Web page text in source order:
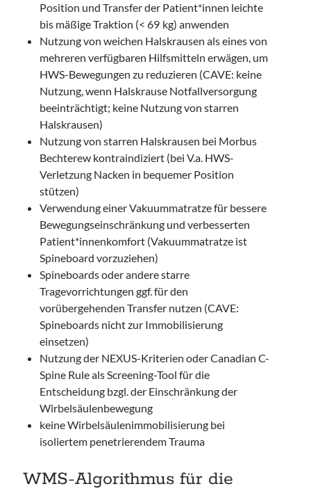
Position und Transfer der Patient*innen leichte
bis mäßige Traktion (< 69 kg) anwenden
Nutzung von weichen Halskrausen als eines von
mehreren verfügbaren Hilfsmitteln erwägen, um
HWS-Bewegungen zu reduzieren (CAVE: keine
Nutzung, wenn Halskrause Notfallversorgung
beeinträchtigt; keine Nutzung von starren
Halskrausen)
Nutzung von starren Halskrausen bei Morbus
Bechterew kontraindiziert (bei V.a. HWS-
Verletzung Nacken in bequemer Position
stützen)
Verwendung einer Vakuummatratze für bessere
Bewegungseinschränkung und verbesserten
Patient*innenkomfort (Vakuummatratze ist
Spineboard vorzuziehen)
Spineboards oder andere starre
Tragevorrichtungen ggf. für den
vorübergehenden Transfer nutzen (CAVE:
Spineboards nicht zur Immobilisierung
einsetzen)
Nutzung der NEXUS-Kriterien oder Canadian C-
Spine Rule als Screening-Tool für die
Entscheidung bzgl. der Einschränkung der
Wirbelsäulenbewegung
keine Wirbelsäulenimmobilisierung bei
isoliertem penetrierendem Trauma
WMS-Algorithmus für die